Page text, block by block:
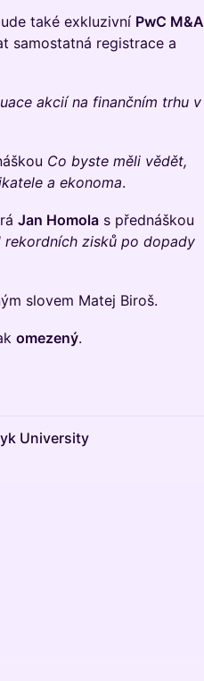
také exkluzivní PwC M&A
samostatná registrace a
akcií na finančním trhu v
Co byste měli vědět,
a ekonoma.
Jan Homola s přednáškou
rekordních zisků po dopady
slovem Matej Biroš.
omezený.
University